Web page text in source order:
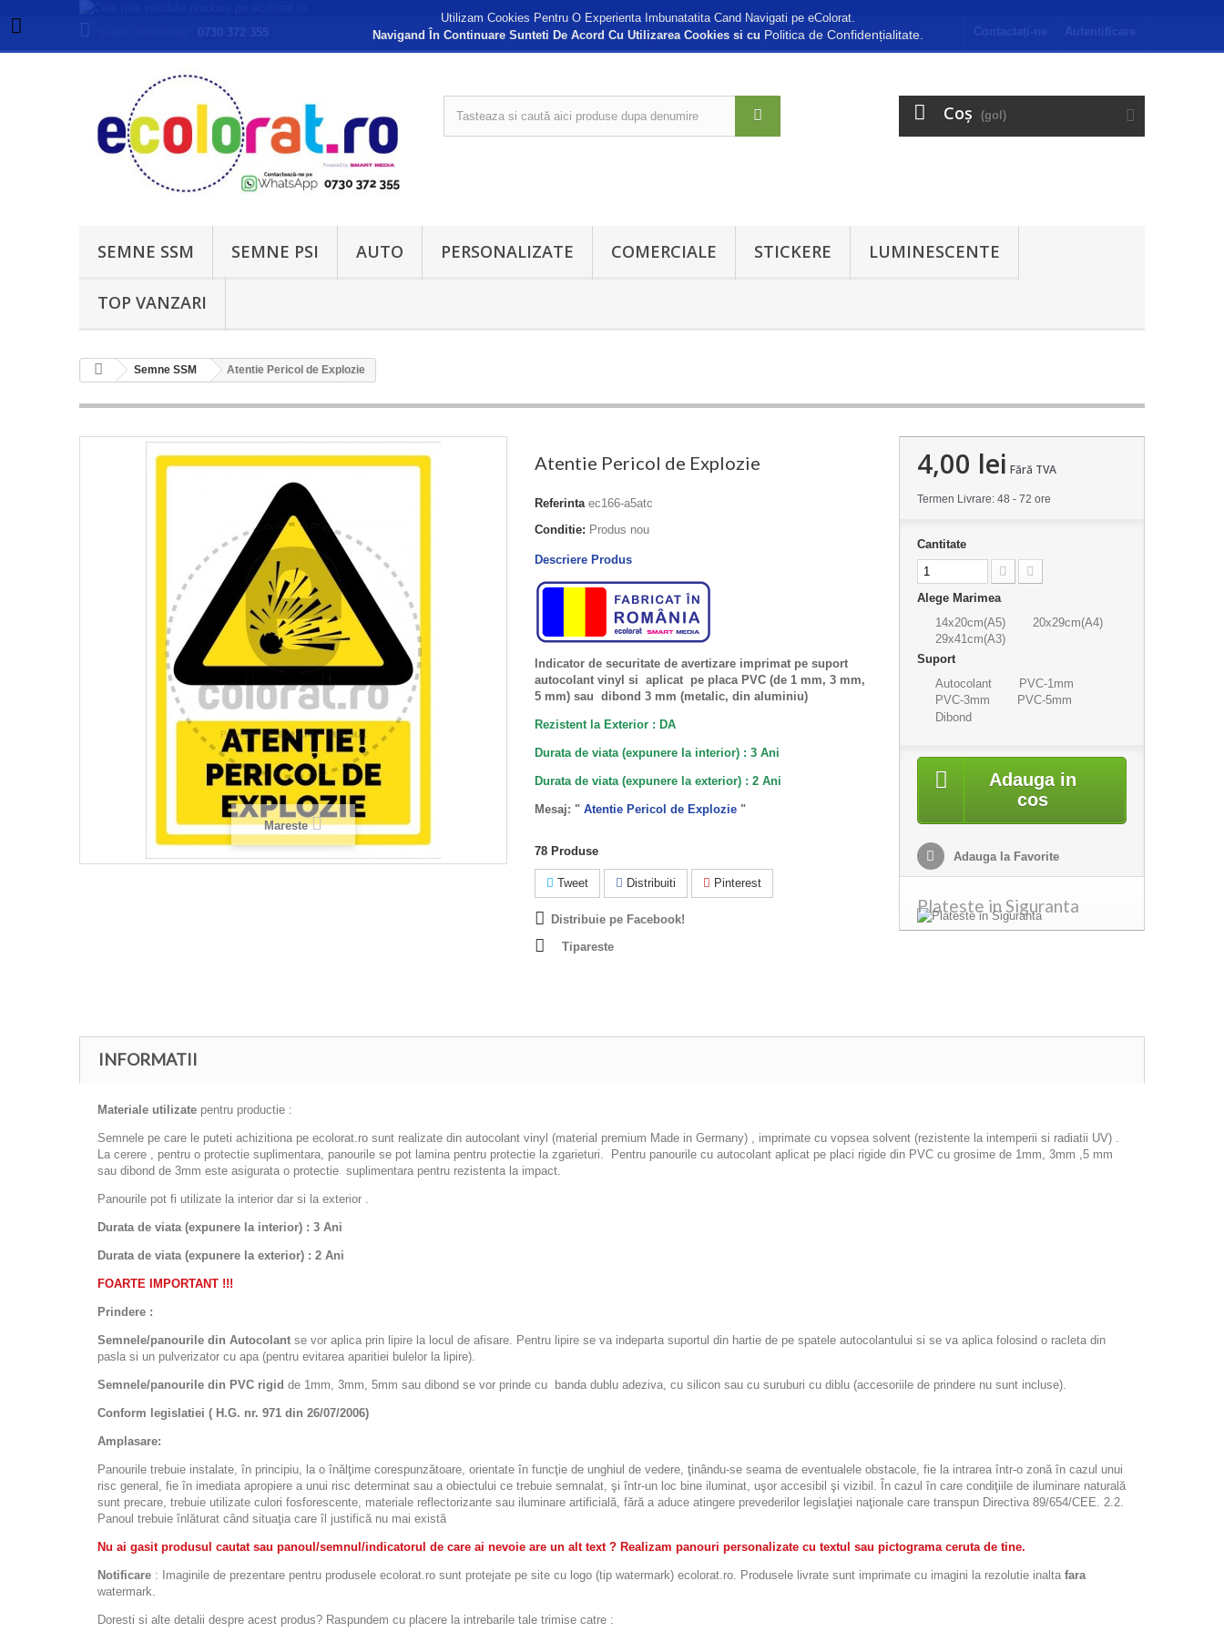
Coş (gol)
SEMNE SSM SEMNE PSI AUTO PERSONALIZATE COMERCIALE STICKERE LUMINESCENTE
TOP VANZARI
Semne SSM Atentie Pericol de Explozie
Mareste
Atentie Pericol de Explozie
Referinta ec166-a5atc
Conditie: Produs nou
Descriere Produs
Indicator de securitate de avertizare imprimat pe suport
autocolant vinyl si aplicat pe placa PVC (de 1 mm, 3 mm,
5 mm) sau dibond 3 mm (metalic, din aluminiu)
Rezistent la Exterior : DA
Durata de viata (expunere la interior) : 3 Ani
Durata de viata (expunere la exterior) : 2 Ani
Mesaj: " Atentie Pericol de Explozie "
78 Produse
Tweet Distribuiti Pinterest
Distribuie pe Facebook!
Tipareste
4,00 lei Fără TVA
Termen Livrare: 48 - 72 ore
Cantitate
Alege Marimea
14x20cm(A5)
20x29cm(A4)
29x41cm(A3)
Suport
Autocolant
PVC-1mm
PVC-3mm
PVC-5mm
Dibond
Adauga in
cos
Adauga la Favorite
Plateste in Siguranta
INFORMATII
Materiale utilizate pentru productie :
Semnele pe care le puteti achizitiona pe ecolorat.ro sunt realizate din autocolant vinyl (material premium Made in Germany) , imprimate cu vopsea solvent (rezistente la intemperii si radiatii UV) .
La cerere , pentru o protectie suplimentara, panourile se pot lamina pentru protectie la zgarieturi. Pentru panourile cu autocolant aplicat pe placi rigide din PVC cu grosime de 1mm, 3mm ,5 mm
sau dibond de 3mm este asigurata o protectie suplimentara pentru rezistenta la impact.
Panourile pot fi utilizate la interior dar si la exterior .
Durata de viata (expunere la interior) : 3 Ani
Durata de viata (expunere la exterior) : 2 Ani
FOARTE IMPORTANT !!!
Prindere :
Semnele/panourile din Autocolant se vor aplica prin lipire la locul de afisare. Pentru lipire se va indeparta suportul din hartie de pe spatele autocolantului si se va aplica folosind o racleta din
pasla si un pulverizator cu apa (pentru evitarea aparitiei bulelor la lipire).
Semnele/panourile din PVC rigid de 1mm, 3mm, 5mm sau dibond se vor prinde cu banda dublu adeziva, cu silicon sau cu suruburi cu diblu (accesoriile de prindere nu sunt incluse).
Conform legislatiei ( H.G. nr. 971 din 26/07/2006)
Amplasare:
Panourile trebuie instalate, în principiu, la o înălţime corespunzătoare, orientate în funcţie de unghiul de vedere, ţinându-se seama de eventualele obstacole, fie la intrarea într-o zonă în cazul unui
risc general, fie în imediata apropiere a unui risc determinat sau a obiectului ce trebuie semnalat, şi într-un loc bine iluminat, uşor accesibil şi vizibil. În cazul în care condiţiile de iluminare naturală
sunt precare, trebuie utilizate culori fosforescente, materiale reflectorizante sau iluminare artificială, fără a aduce atingere prevederilor legislaţiei naţionale care transpun Directiva 89/654/CEE. 2.2.
Panoul trebuie înlăturat când situaţia care îl justifică nu mai există
Nu ai gasit produsul cautat sau panoul/semnul/indicatorul de care ai nevoie are un alt text ? Realizam panouri personalizate cu textul sau pictograma ceruta de tine.
Notificare : Imaginile de prezentare pentru produsele ecolorat.ro sunt protejate pe site cu logo (tip watermark) ecolorat.ro. Produsele livrate sunt imprimate cu imagini la rezolutie inalta fara
watermark.
Doresti si alte detalii despre acest produs? Raspundem cu placere la intrebarile tale trimise catre :
Utilizam Cookies Pentru O Experienta Imbunatatita Cand Navigati pe eColorat.
Navigand În Continuare Sunteti De Acord Cu Utilizarea Cookies si cu Politica de Confidențialitate.